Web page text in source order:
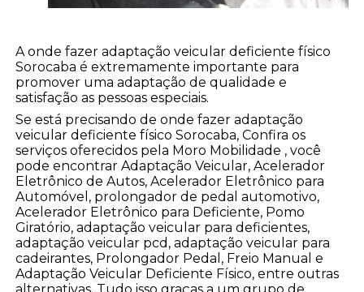
A onde fazer adaptação veicular deficiente físico
Sorocaba é extremamente importante para
promover uma adaptação de qualidade e
satisfação as pessoas especiais.
Se está precisando de onde fazer adaptação
veicular deficiente físico Sorocaba, Confira os
serviços oferecidos pela Moro Mobilidade , você
pode encontrar Adaptação Veicular, Acelerador
Eletrônico de Autos, Acelerador Eletrônico para
Automóvel, prolongador de pedal automotivo,
Acelerador Eletrônico para Deficiente, Pomo
Giratório, adaptação veicular para deficientes,
adaptação veicular pcd, adaptação veicular para
cadeirantes, Prolongador Pedal, Freio Manual e
Adaptação Veicular Deficiente Físico, entre outras